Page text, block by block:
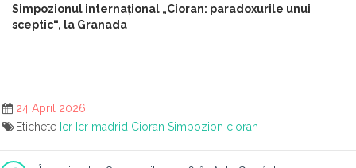
Simpozionul internațional „Cioran: paradoxurile unui
sceptic“, la Granada
24 April 2026
Etichete Icr Icr madrid Cioran Simpozion cioran